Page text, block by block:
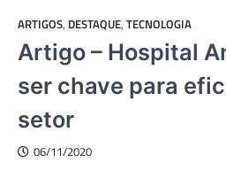
ARTIGOS, DESTAQUE, TECNOLOGIA
Artigo – Hospital
ser chave para
setor
06/11/2020